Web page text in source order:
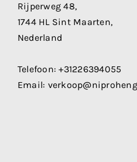
Rijperweg 48,
1744 HL Sint Maarten,
Nederland
Telefoon:+31226394055
Email: